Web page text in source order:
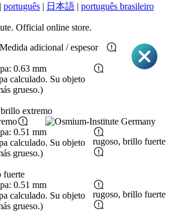
| português | 日本語 | português brasileiro
Official online store.
adicional / espesor
0.63 mm
calculado. Su objeto
grueso.)
extremo
0.51 mm
calculado. Su objeto
grueso.)
fuerte
rugoso, brillo fuerte
0.51 mm
calculado. Su objeto
grueso.)
rugoso, brillo fuerte